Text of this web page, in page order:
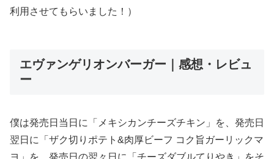
利用させてもらいました！）
エヴァンゲリオンバーガー｜感想・レビュ
ー
僕は発売日当日に「メキシカンチーズチキン」を、発売日
翌日に「ザク切りポテト&肉厚ビーフ コク旨ガーリックマ
ヨ」を、発売日の翌々日に「チーズダブルてりやき」をそ